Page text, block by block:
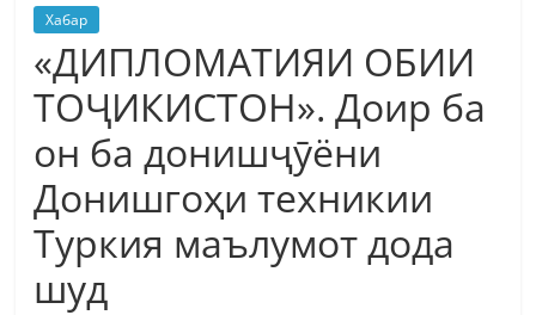
Хабар
«ДИПЛОМАТИЯИ ОБИИ
ТОҶИКИСТОН». Доир ба
он ба донишҷӯёни
Донишгоҳи техникии
Туркия маълумот дода
шуд